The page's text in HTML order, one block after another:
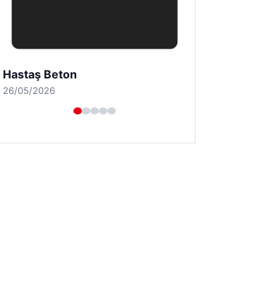
Enes Kaplan Avukatlık Bürosu
28/04/2026